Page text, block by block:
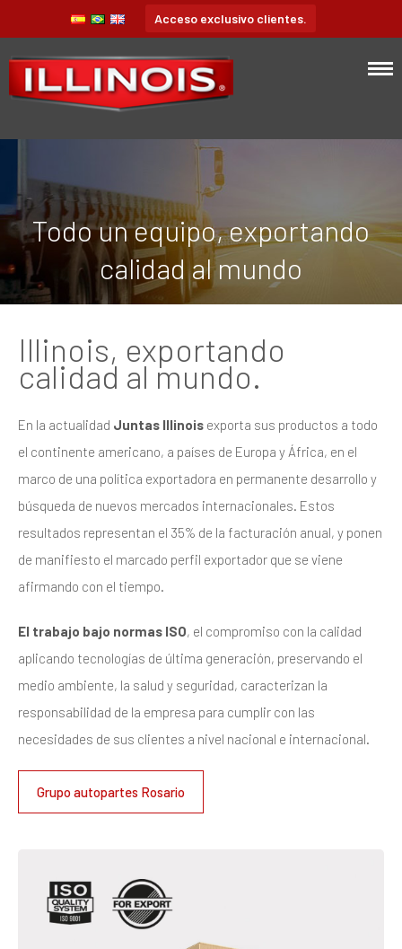
Acceso exclusivo clientes.
Todo un equipo, exportando
calidad al mundo
Illinois, exportando
calidad al mundo.
En la actualidad Juntas Illinoisexporta sus productos a todo
el continente americano, a países de Europa y África, en el
marco de una política exportadora en permanente desarrollo y
búsqueda de nuevos mercados internacionales. Estos
resultados representan el 35% de la facturación anual, y ponen
de manifiesto el marcado perfil exportador que se viene
afirmando con el tiempo.
El trabajo bajo normas ISO, el compromiso con la calidad
aplicando tecnologías de última generación, preservando el
medio ambiente, la salud y seguridad, caracterizan la
responsabilidad de la empresa para cumplir con las
necesidades de sus clientes a nivel nacional e internacional.
Grupo autopartes Rosario